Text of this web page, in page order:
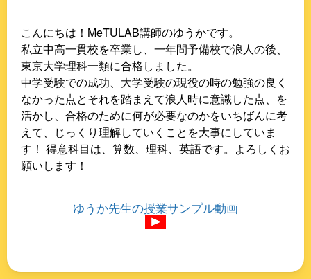
こんにちは！MeTULAB講師のゆうかです。
私立中高一貫校を卒業し、一年間予備校で浪人の後、
東京大学理科一類に合格しました。
中学受験での成功、大学受験の現役の時の勉強の良く
なかった点とそれを踏まえて浪人時に意識した点、を
活かし、合格のために何が必要なのかをいちばんに考
えて、じっくり理解していくことを大事にしていま
す！ 得意科目は、算数、理科、英語です。よろしくお
願いします！
ゆうか先生の授業サンプル動画